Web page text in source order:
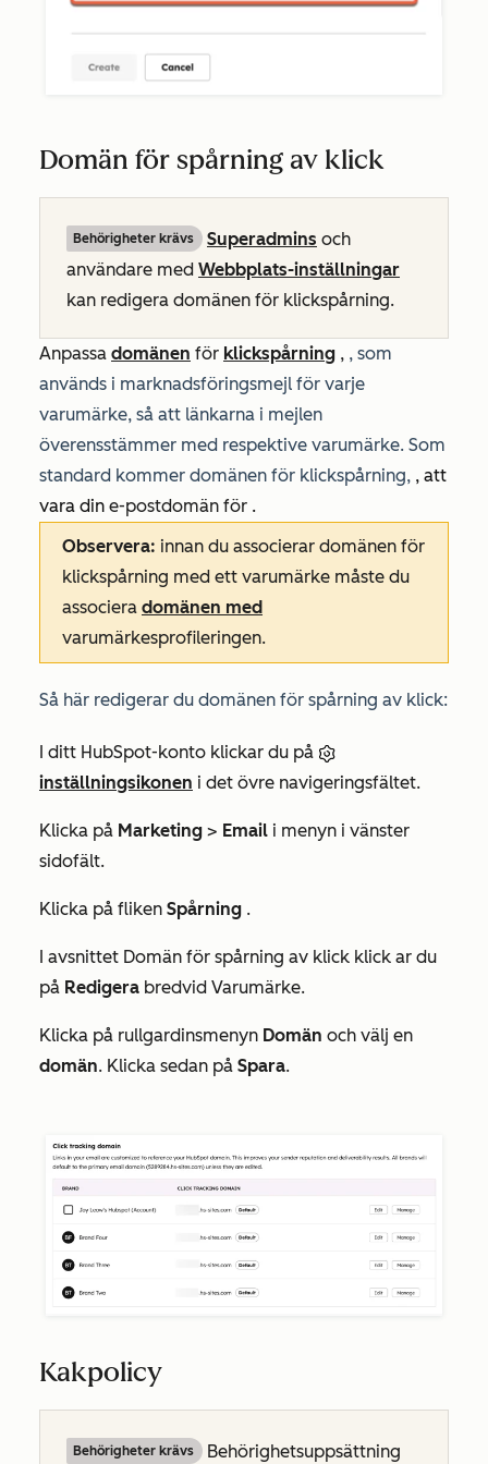
Domän för spårning av klick
Behörigheter krävs Superadmins och
användare med Webbplats-inställningar
kan redigera domänen för klickspårning.
Anpassa domänen för klickspårning , , som
används i marknadsföringsmejl för varje
varumärke, så att länkarna i mejlen
överensstämmer med respektive varumärke. Som
standard kommer domänen för klickspårning, , att
vara din e-postdomän för .
Observera: innan du associerar domänen för
klickspårning med ett varumärke måste du
associera domänen med
varumärkesprofileringen.
Så här redigerar du domänen för spårning av klick:
I ditt HubSpot-konto klickar du på
inställningsikonen i det övre navigeringsfältet.
Klicka på Marketing > Email i menyn i vänster
sidofält.
Klicka på fliken Spårning .
I avsnittet Domän för spårning av klick klick ar du
på Redigera bredvid Varumärke.
Klicka på rullgardinsmenyn Domän och välj en
domän. Klicka sedan på Spara.
Kakpolicy
Behörigheter krävs Behörighetsuppsättning